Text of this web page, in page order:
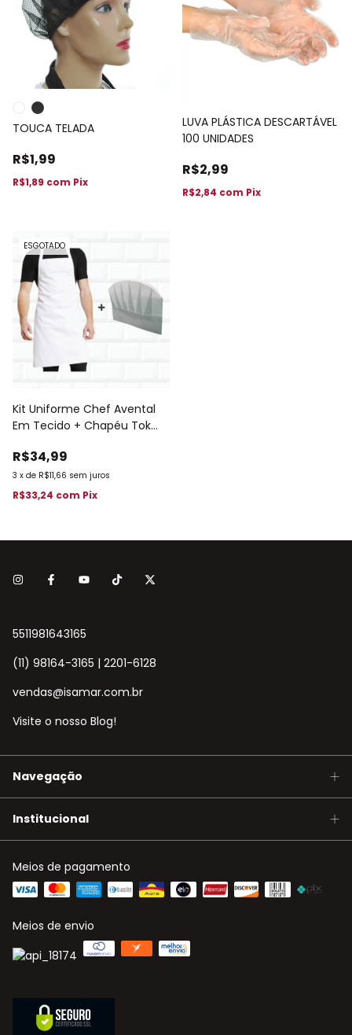
TOUCA TELADA
R$1,99
R$1,89 com Pix
LUVA PLÁSTICA DESCARTÁVEL
100 UNIDADES
R$2,99
R$2,84 com Pix
ESGOTADO
Kit Uniforme Chef Avental
Em Tecido + Chapéu Tok
R$34,99
3 x de R$11,66 sem juros
R$33,24 com Pix
5511981643165
(11) 98164-3165 | 2201-6128
vendas@isamar.com.br
Visite o nosso Blog!
Navegação
Institucional
Meios de pagamento
Meios de envio